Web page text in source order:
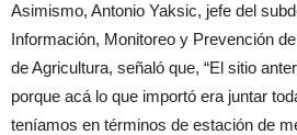
Asimismo, Antonio Yaksic, jefe del
Información, Monitoreo y Prevención
de Agricultura, señaló que, “El sitio
porque acá lo que importó era juntar
teníamos en términos de estación de